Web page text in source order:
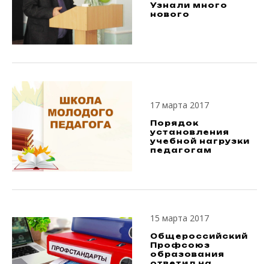
Узнали много
нового
17 марта 2017
Порядок
установления
учебной нагрузки
педагогам
15 марта 2017
Общероссийский
Профсоюз
образования